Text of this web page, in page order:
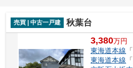
売買 | 中古一戸建 秋葉台
3,380万円
東海道本線 「
東海道本線 「